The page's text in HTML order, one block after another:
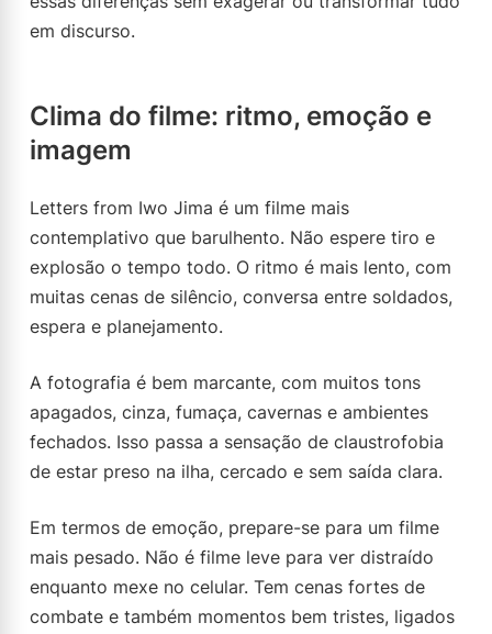
em discurso.
Clima do filme: ritmo, emoção e
imagem
Letters from Iwo Jima é um filme mais
contemplativo que barulhento. Não espere tiro e
explosão o tempo todo. O ritmo é mais lento, com
muitas cenas de silêncio, conversa entre soldados,
espera e planejamento.
A fotografia é bem marcante, com muitos tons
apagados, cinza, fumaça, cavernas e ambientes
fechados. Isso passa a sensação de claustrofobia
de estar preso na ilha, cercado e sem saída clara.
Em termos de emoção, prepare-se para um filme
mais pesado. Não é filme leve para ver distraído
enquanto mexe no celular. Tem cenas fortes de
combate e também momentos bem tristes, ligados